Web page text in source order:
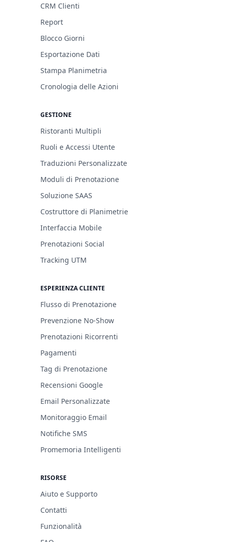
CRM Clienti
Report
Blocco Giorni
Esportazione Dati
Stampa Planimetria
Cronologia delle Azioni
GESTIONE
Ristoranti Multipli
Ruoli e Accessi Utente
Traduzioni Personalizzate
Moduli di Prenotazione
Soluzione SAAS
Costruttore di Planimetrie
Interfaccia Mobile
Prenotazioni Social
Tracking UTM
ESPERIENZA CLIENTE
Flusso di Prenotazione
Prevenzione No-Show
Prenotazioni Ricorrenti
Pagamenti
Tag di Prenotazione
Recensioni Google
Email Personalizzate
Monitoraggio Email
Notifiche SMS
Promemoria Intelligenti
RISORSE
Aiuto e Supporto
Contatti
Funzionalità